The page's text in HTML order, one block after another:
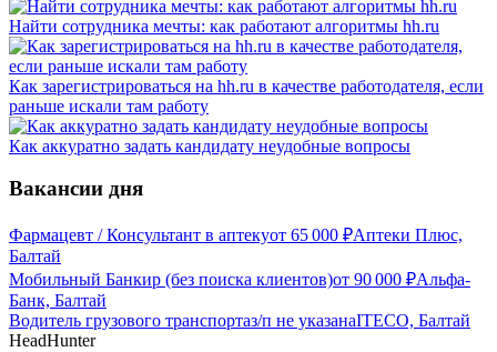
Найти сотрудника мечты: как работают алгоритмы hh.ru
Как зарегистрироваться на hh.ru в качестве работодателя, если
раньше искали там работу
Как аккуратно задать кандидату неудобные вопросы
Вакансии дня
Фармацевт / Консультант в аптекуот 65 000 ₽Аптеки Плюс,
Балтай
Мобильный Банкир (без поиска клиентов)от 90 000 ₽Альфа-
Банк, Балтай
Водитель грузового транспортаз/п не указанаITECO, Балтай
HeadHunter